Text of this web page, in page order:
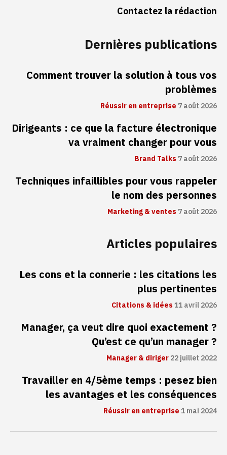
Contactez la rédaction
Dernières publications
Comment trouver la solution à tous vos
problèmes
Réussir en entreprise 7 août 2026
Dirigeants : ce que la facture électronique
va vraiment changer pour vous
Brand Talks7 août 2026
Techniques infaillibles pour vous rappeler
le nom des personnes
Marketing & ventes7 août 2026
Articles populaires
Les cons et la connerie : les citations les
plus pertinentes
Citations & idées11 avril 2026
Manager, ça veut dire quoi exactement ?
Qu’est ce qu’un manager ?
Manager & diriger22 juillet 2022
Travailler en 4/5ème temps : pesez bien
les avantages et les conséquences
Réussir en entreprise1 mai 2024